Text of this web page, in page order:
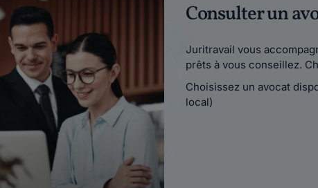
Consulter un
Juritravail vous
prêts à vous conseillez.
Choisissez un avocat
local)